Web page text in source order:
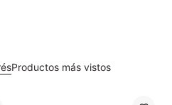
Productos más vistos